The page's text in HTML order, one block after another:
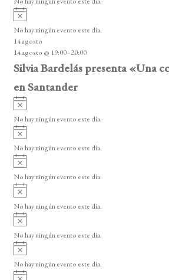
t
o
s
i
o
A
v
i
s
o
No hay ningún evento este día.
14 agosto
14 agosto @ 19:00-20:00
Silvia Bardelás presenta «Una
en Santander
A
v
i
o
No hay ningún evento este día.
A
v
i
o
No hay ningún evento este día.
A
v
i
o
No hay ningún evento este día.
A
v
i
o
No hay ningún evento este día.
A
v
i
o
No hay ningún evento este día.
A
v
i
No hay ningún evento este día.
A